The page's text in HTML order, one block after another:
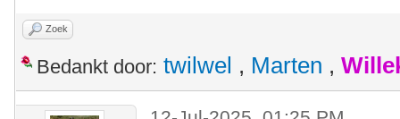
Zoek
Bedankt door: twilwel , Marten ,